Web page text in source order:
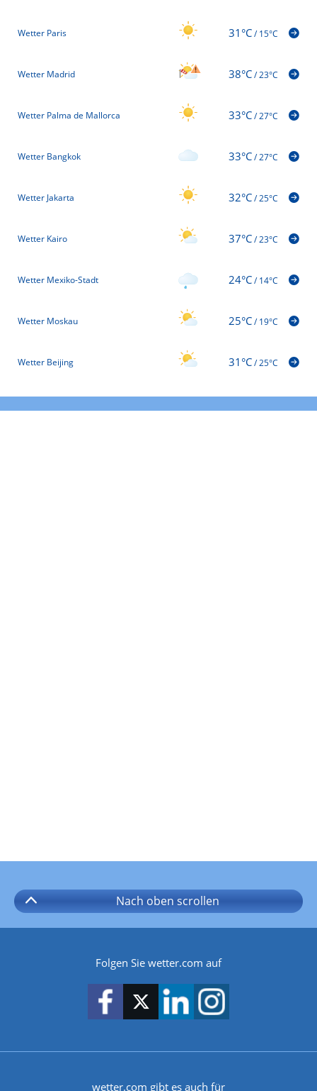
Wetter Paris 31°C/15°C
Wetter Madrid 38°C/23°C
Wetter Palma de Mallorca 33°C/27°C
Wetter Bangkok 33°C/27°C
Wetter Jakarta 32°C/25°C
Wetter Kairo 37°C/23°C
Wetter Mexiko-Stadt 24°C/14°C
Wetter Moskau 25°C/19°C
Wetter Beijing 31°C/25°C
Nach oben scrollen
Folgen Sie wetter.com auf
wetter.com gibt es auch für